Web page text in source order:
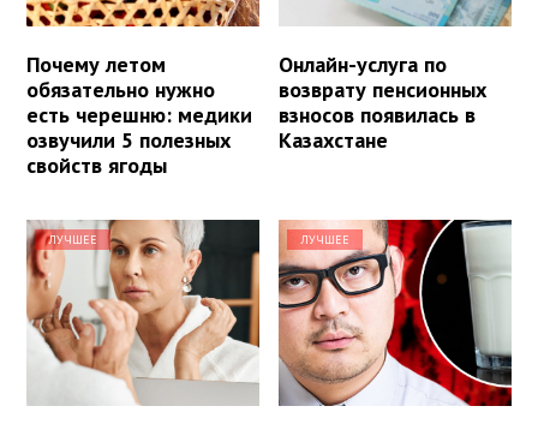
Почему летом
обязательно нужно
есть черешню: медики
озвучили 5 полезных
свойств ягоды
Онлайн-услуга по
возврату пенсионных
взносов появилась в
Казахстане
ЛУЧШЕЕ ЛУЧШЕЕ